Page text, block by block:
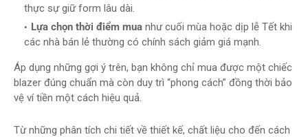
thực sự giữ form lâu dài.
Lựa chọn thời điểm mua như cuối mùa hoặc dịp lễ Tết khi
các nhà bán lẻ thường có chính sách giảm giá mạnh.
Áp dụng những gợi ý trên, bạn không chỉ mua được một chiếc
blazer đúng chuẩn mà còn duy trì “phong cách” đồng thời bảo
vệ ví tiền một cách hiệu quả.
Từ những phân tích chi tiết về thiết kế, chất liệu cho đến cách